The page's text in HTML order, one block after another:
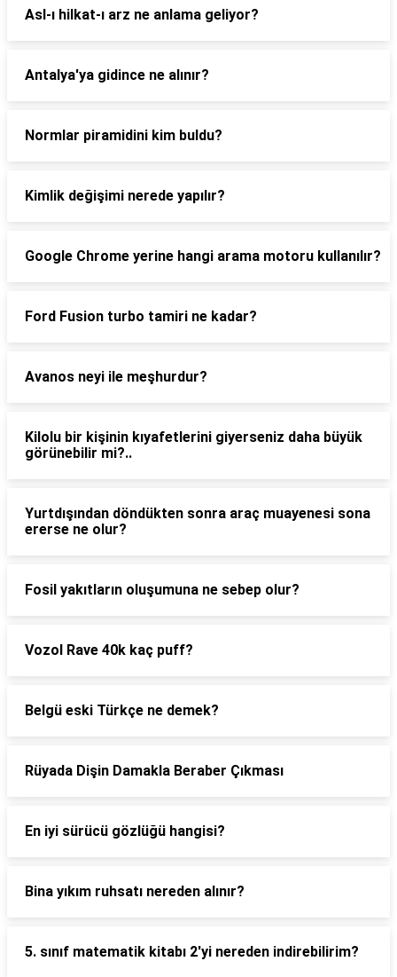
Asl-ı hilkat-ı arz ne anlama geliyor?
Antalya'ya gidince ne alınır?
Normlar piramidini kim buldu?
Kimlik değişimi nerede yapılır?
Google Chrome yerine hangi arama motoru kullanılır?
Ford Fusion turbo tamiri ne kadar?
Avanos neyi ile meşhurdur?
Kilolu bir kişinin kıyafetlerini giyerseniz daha büyük
görünebilir mi?..
Yurtdışından döndükten sonra araç muayenesi sona
ererse ne olur?
Fosil yakıtların oluşumuna ne sebep olur?
Vozol Rave 40k kaç puff?
Belgü eski Türkçe ne demek?
Rüyada Dişin Damakla Beraber Çıkması
En iyi sürücü gözlüğü hangisi?
Bina yıkım ruhsatı nereden alınır?
5. sınıf matematik kitabı 2'yi nereden indirebilirim?